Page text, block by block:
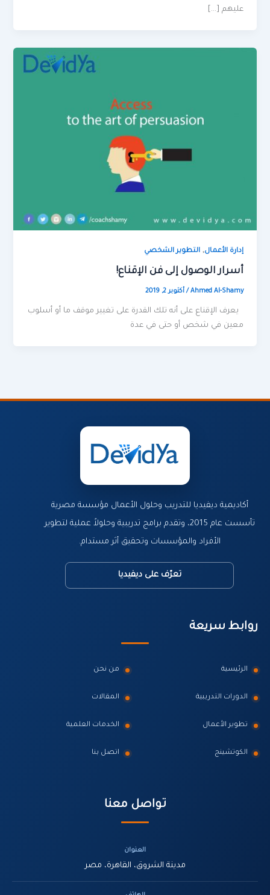
عليهم […]
إدارة الأعمال,التطوير الشخصي
أسرار الوصول إلى فن الإقناع!
Ahmed Al-Shamy
/أكتوبر 2, 2019
يعرف الإقناع على أنه تلك القدرة على تغيير موقف ما أو أسلوب
معين في شخص أو حتى في عدة
أكاديمية ديفيديا للتدريب وحلول الأعمال مؤسسة مصرية
تأسست عام 2015، وتقدم برامج تدريبية وحلولاً عملية لتطوير
الأفراد والمؤسسات وتحقيق أثر مستدام.
تعرّف على ديفيديا
روابط سريعة
الرئيسية من نحن
الدورات التدريبية المقالات
تطوير الأعمال الخدمات العلمية
الكوتشينج اتصل بنا
تواصل معنا
العنوان
مدينة الشروق، القاهرة، مصر